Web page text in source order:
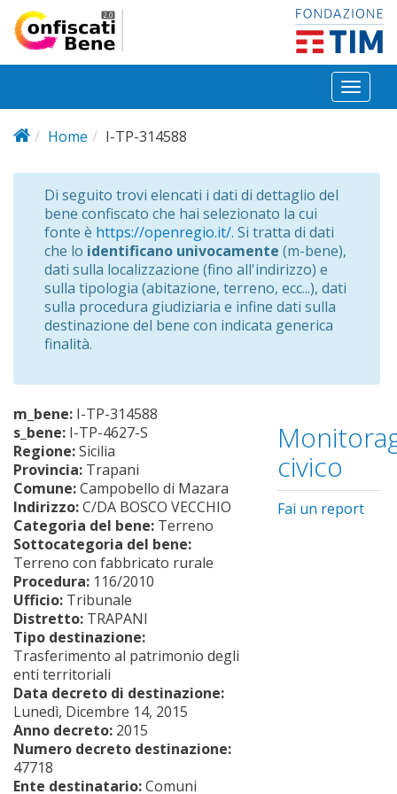
Salta al contenuto principale
Toggle
Home
I-TP-314588
Di seguito trovi elencati i dati di dettaglio del
bene confiscato che hai selezionato la cui
fonte è https://openregio.it/. Si tratta di dati
che lo identificano univocamente (m-bene),
dati sulla localizzazione (fino all'indirizzo) e
sulla tipologia (abitazione, terreno, ecc...), dati
sulla procedura giudiziaria e infine dati sulla
destinazione del bene con indicata generica
finalità.
m_bene: I-TP-314588
s_bene: I-TP-4627-S
Regione:Sicilia
Provincia: Trapani
Comune:Campobello di Mazara
Indirizzo:C/DA BOSCO VECCHIO
Categoria del bene: Terreno
Sottocategoria del bene:
Terreno con fabbricato rurale
Procedura: 116/2010
Ufficio: Tribunale
Distretto: TRAPANI
Tipo destinazione:
Trasferimento al patrimonio degli
enti territoriali
Data decreto di destinazione:
Lunedì, Dicembre 14, 2015
Anno decreto: 2015
Numero decreto destinazione:
47718
Ente destinatario:Comuni
civico
Fai un report